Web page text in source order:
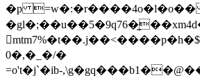
�p =w�:�r����4o�l�o��
0�,�_�/�
=o't�j`�ib-